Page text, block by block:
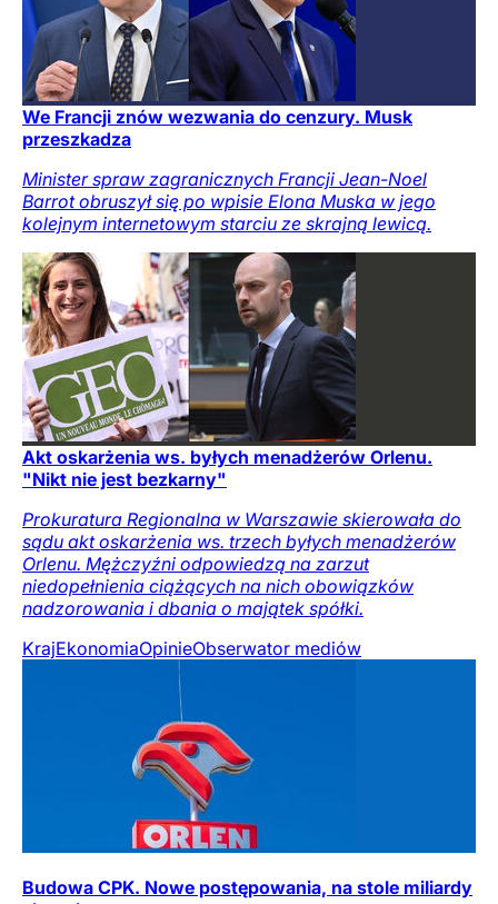
We Francji znów wezwania do cenzury. Musk
przeszkadza
Minister spraw zagranicznych Francji Jean-Noel
Barrot obruszył się po wpisie Elona Muska w jego
kolejnym internetowym starciu ze skrajną lewicą.
Akt oskarżenia ws. byłych menadżerów Orlenu.
"Nikt nie jest bezkarny"
Prokuratura Regionalna w Warszawie skierowała do
sądu akt oskarżenia ws. trzech byłych menadżerów
Orlenu. Mężczyźni odpowiedzą na zarzut
niedopełnienia ciążących na nich obowiązków
nadzorowania i dbania o majątek spółki.
KrajEkonomiaOpinieObserwator mediów
Budowa CPK. Nowe postępowania, na stole miliardy